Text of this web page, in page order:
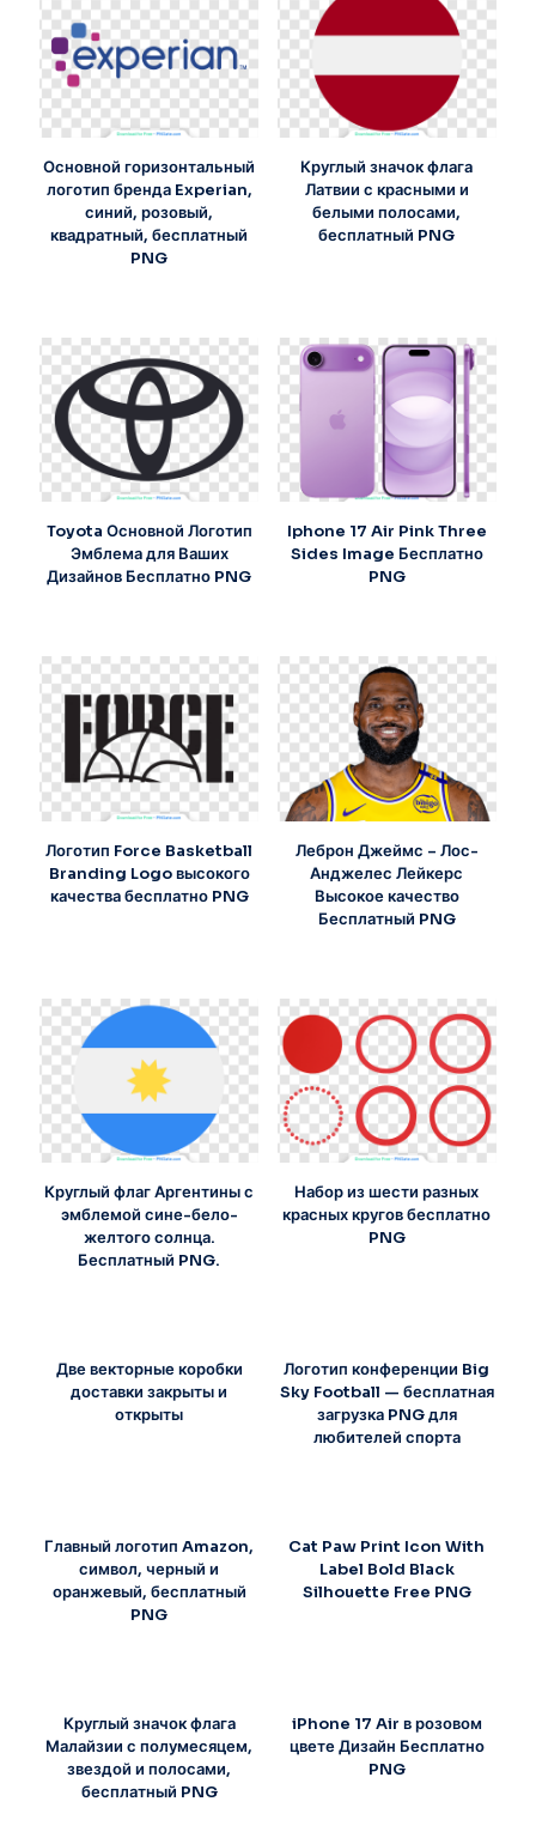
Основной горизонтальный
логотип бренда Experian,
синий, розовый,
квадратный, бесплатный
PNG
Круглый значок флага
Латвии с красными и
белыми полосами,
бесплатный PNG
Toyota Основной Логотип
Эмблема для Ваших
Дизайнов Бесплатно PNG
Iphone 17 Air Pink Three
Sides Image Бесплатно
PNG
Логотип Force Basketball
Branding Logo высокого
качества бесплатно PNG
Леброн Джеймс – Лос-
Анджелес Лейкерс
Высокое качество
Бесплатный PNG
Круглый флаг Аргентины с
эмблемой сине-бело-
желтого солнца.
Бесплатный PNG.
Набор из шести разных
красных кругов бесплатно
PNG
Две векторные коробки
доставки закрыты и
открыты
Логотип конференции Big
Sky Football — бесплатная
загрузка PNG для
любителей спорта
Главный логотип Amazon,
символ, черный и
оранжевый, бесплатный
PNG
Cat Paw Print Icon With
Label Bold Black
Silhouette Free PNG
Круглый значок флага
Малайзии с полумесяцем,
звездой и полосами,
бесплатный PNG
iPhone 17 Air в розовом
цвете Дизайн Бесплатно
PNG